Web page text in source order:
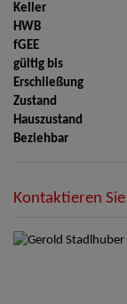
Keller
HWB
fGEE
gültig bis
Erschließung
Zustand
Hauszustand
Beziehbar
Kontaktieren